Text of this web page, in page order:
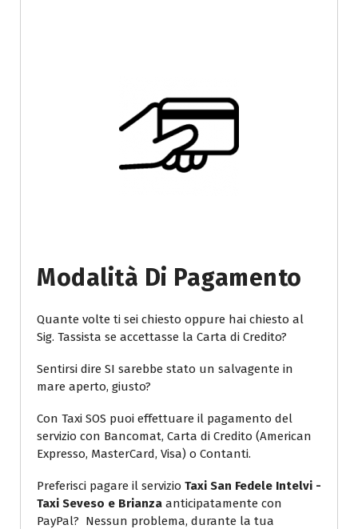
Modalità Di Pagamento
Quante volte ti sei chiesto oppure hai chiesto al
Sig. Tassista se accettasse la Carta di Credito?
Sentirsi dire SI sarebbe stato un salvagente in
mare aperto, giusto?
Con Taxi SOS puoi effettuare il pagamento del
servizio con Bancomat, Carta di Credito (American
Expresso, MasterCard, Visa) o Contanti.
Preferisci pagare il servizio Taxi San Fedele Intelvi -
Taxi Seveso e Brianza anticipatamente con
PayPal? Nessun problema, durante la tua